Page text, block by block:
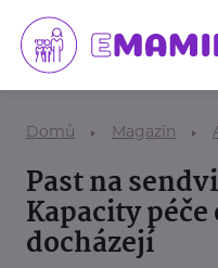
Domů Magazín
Past na
Kapacity
docházejí